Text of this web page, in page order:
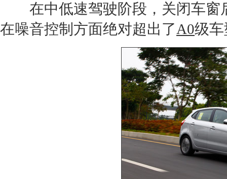
在中低速驾驶阶段，关闭车窗
在噪音控制方面绝对超出了A0级